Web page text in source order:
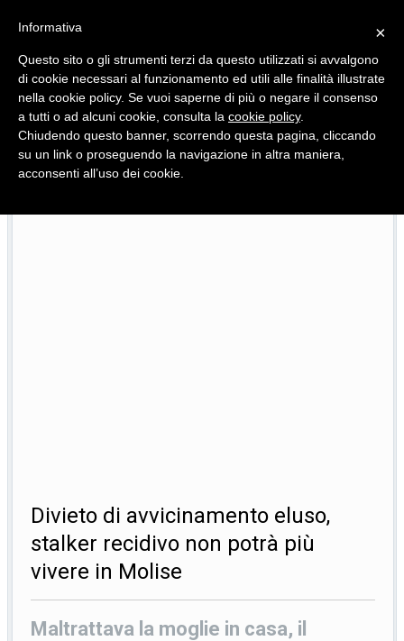
Quotidiano d'informazione distribuito in Molise con
Divieto di avvicinamento eluso,
stalker recidivo non potrà più
vivere in Molise
Maltrattava la moglie in casa, il
×
Informativa
Questo sito o gli strumenti terzi da questo utilizzati si avvalgono
di cookie necessari al funzionamento ed utili alle finalità illustrate
nella cookie policy. Se vuoi saperne di più o negare il consenso
a tutti o ad alcuni cookie, consulta la cookie policy.
Chiudendo questo banner, scorrendo questa pagina, cliccando
su un link o proseguendo la navigazione in altra maniera,
acconsenti all’uso dei cookie.